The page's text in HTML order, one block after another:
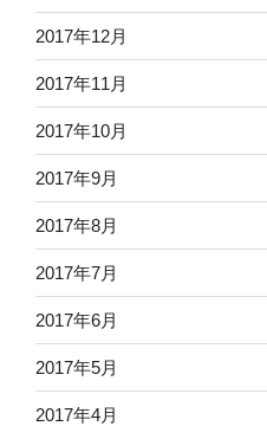
2017年12月
2017年11月
2017年10月
2017年9月
2017年8月
2017年7月
2017年6月
2017年5月
2017年4月